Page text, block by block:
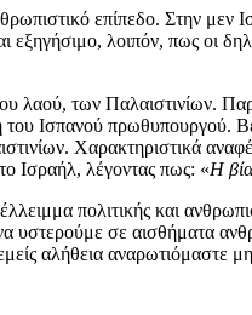
επίπεδο. Στην μεν
εξηγήσιμο, λοιπόν, πως οι
λαού, των Παλαιστινίων.
του Ισπανού πρωθυπουργού.
Χαρακτηριστικά
Ισραήλ, λέγοντας πως: «Η
πολιτικής και
υστερούμε σε αισθήματα
αλήθεια αναρωτιόμαστε